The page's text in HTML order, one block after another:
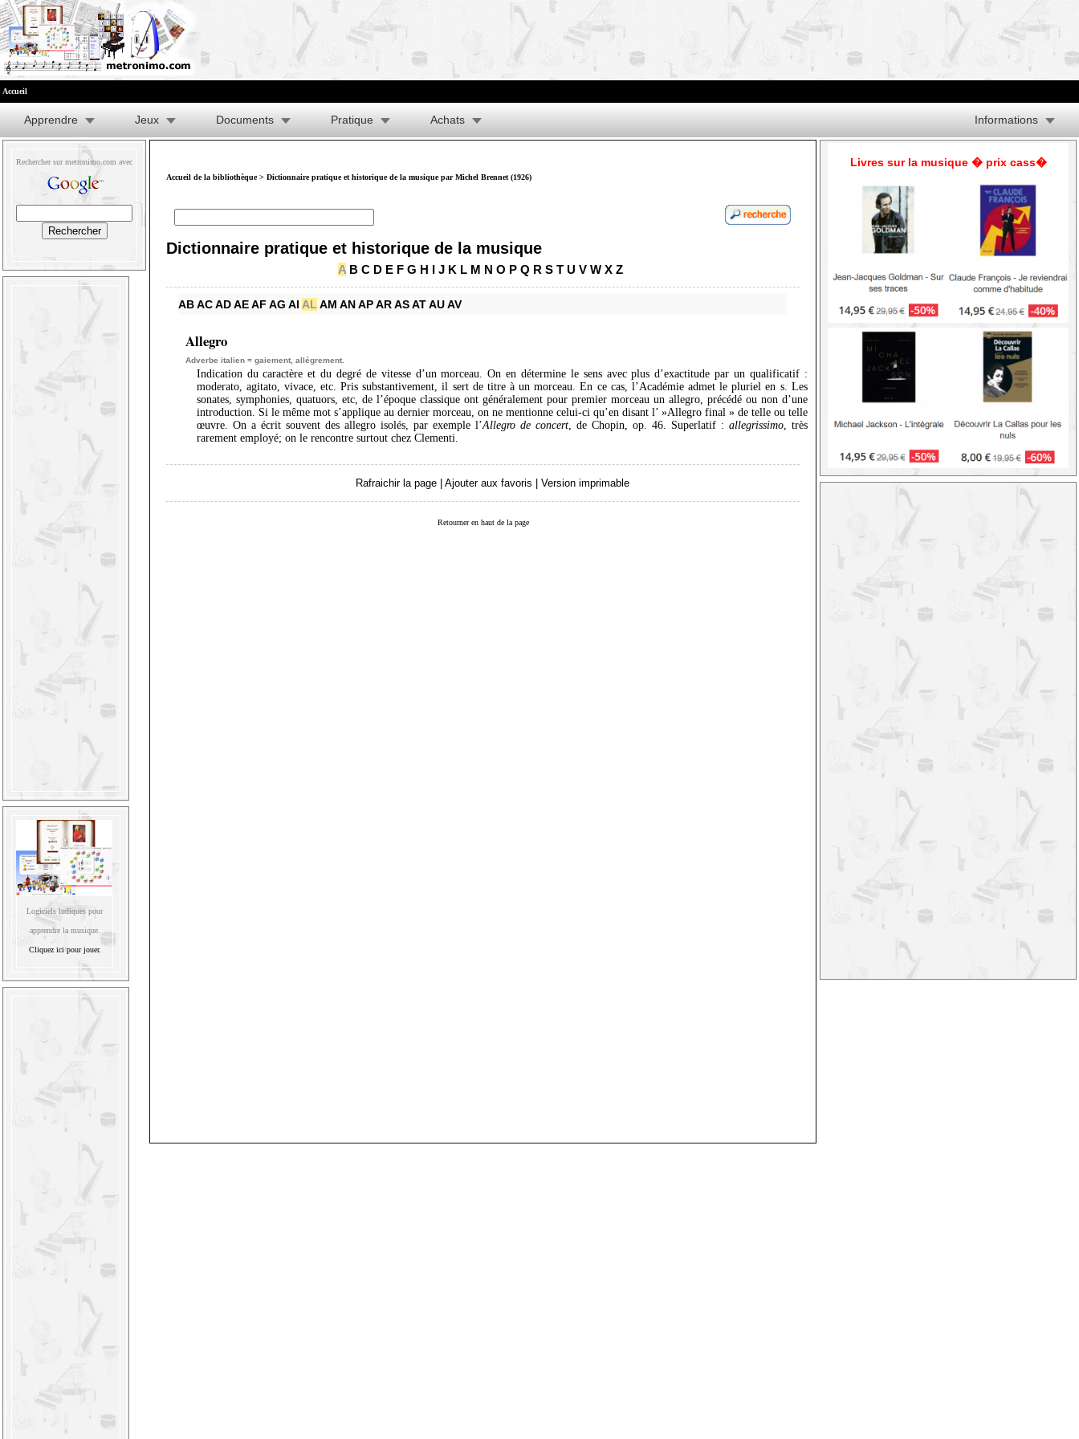
Accueil
Apprendre Jeux Documents Pratique Achats Informations
Rechercher sur metronimo.com avec
Logiciels ludiques pour
apprendre la musique.
Cliquez ici pour jouer.
Accueil de la bibliothèque> Dictionnaire pratique et historique de la musique par Michel Brennet (1926)
Dictionnaire pratique et historique de la musique
A B C D E F G H I J K L M N O P Q R S T U V W X Z
ABACADAEAF AG AI AL AM ANAPARASATAUAV
Allegro
Adverbe italien = gaiement, allégrement.
Indication du caractère et du degré de vitesse d’un morceau. On en détermine le sens avec plus d’exactitude par un qualificatif :
moderato, agitato, vivace, etc. Pris substantivement, il sert de titre à un morceau. En ce cas, l’Académie admet le pluriel en s. Les
sonates, symphonies, quatuors, etc, de l’époque classique ont généralement pour premier morceau un allegro, précédé ou non d’une
introduction. Si le même mot s’applique au dernier morceau, on ne mentionne celui-ci qu’en disant l’ »Allegro final » de telle ou telle
œuvre. On a écrit souvent des allegro isolés, par exemple l’Allegro de concert, de Chopin, op. 46. Superlatif : allegrissimo, très
rarement employé; on le rencontre surtout chez Clementi.
Rafraichir la page | Ajouter aux favoris | Version imprimable
Retourner en haut de la page
Livres sur la musique � prix cass�